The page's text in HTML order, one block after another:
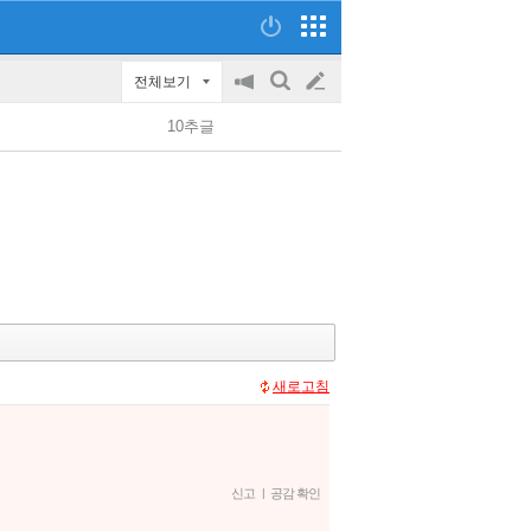
전체보기
공
on/off
검
글
쓰
10추글
새로고침
신고 | 공감 확인